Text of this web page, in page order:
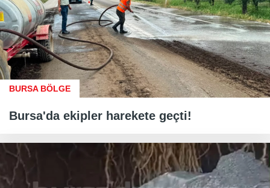
BURSA BÖLGE
Bursa'da ekipler harekete geçti!